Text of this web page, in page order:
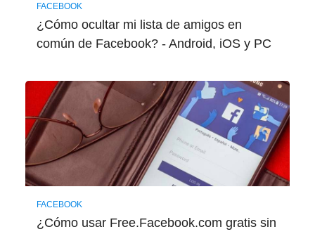
FACEBOOK
¿Cómo ocultar mi lista de amigos en
común de Facebook? - Android, iOS y PC
FACEBOOK
¿Cómo usar Free.Facebook.com gratis sin